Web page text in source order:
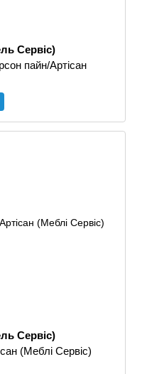
Сервіс)
пайн/Артісан
Сервіс)
(Меблі Сервіс)